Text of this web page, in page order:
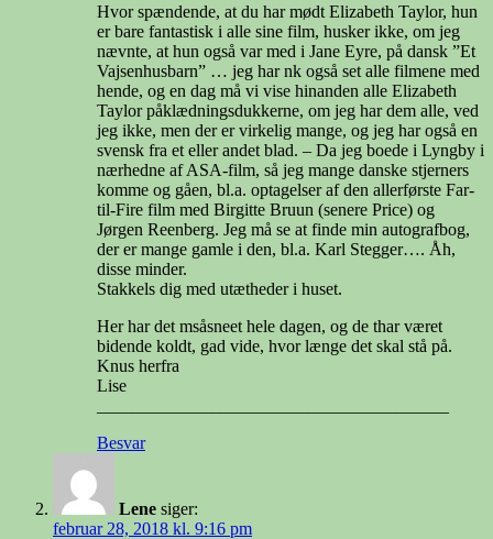
Hvor spændende, at du har mødt Elizabeth Taylor, hun
er bare fantastisk i alle sine film, husker ikke, om jeg
nævnte, at hun også var med i Jane Eyre, på dansk ”Et
Vajsenhusbarn” … jeg har nk også set alle filmene med
hende, og en dag må vi vise hinanden alle Elizabeth
Taylor påklædningsdukkerne, om jeg har dem alle, ved
jeg ikke, men der er virkelig mange, og jeg har også en
svensk fra et eller andet blad. – Da jeg boede i Lyngby i
nærhedne af ASA-film, så jeg mange danske stjerners
komme og gåen, bl.a. optagelser af den allerførste Far-
til-Fire film med Birgitte Bruun (senere Price) og
Jørgen Reenberg. Jeg må se at finde min autografbog,
der er mange gamle i den, bl.a. Karl Stegger…. Åh,
disse minder.
Stakkels dig med utætheder i huset.
Her har det msåsneet hele dagen, og de thar været
bidende koldt, gad vide, hvor længe det skal stå på.
Knus herfra
Lise
Besvar
Lene siger:
februar 28, 2018 kl. 9:16 pm